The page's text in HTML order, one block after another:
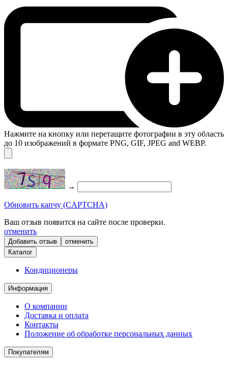
Нажмите на кнопку или перетащите фотографии в эту область
до 10 изображений в формате PNG, GIF, JPEG and WEBP.
→
Обновить капчу (CAPTCHA)
Ваш отзыв появится на сайте после проверки.
отменить
отменить
Каталог
Кондиционеры
Информация
О компании
Доставка и оплата
Контакты
Положение об обработке персональных данных
Покупателям